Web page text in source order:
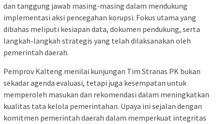
dan tanggung jawab masing-masing dalam mendukung
implementasi aksi pencegahan korupsi. Fokus utama yang
dibahas meliputi kesiapan data, dokumen pendukung, serta
langkah-langkah strategis yang telah dilaksanakan oleh
pemerintah daerah.
Pemprov Kalteng menilai kunjungan Tim Stranas PK bukan
sekadar agenda evaluasi, tetapi juga kesempatan untuk
memperoleh masukan dan rekomendasi dalam meningkatkan
kualitas tata kelola pemerintahan. Upaya ini sejalan dengan
komitmen pemerintah daerah dalam memperkuat integritas